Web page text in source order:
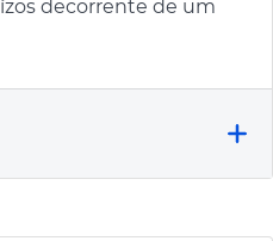
decorrente de um